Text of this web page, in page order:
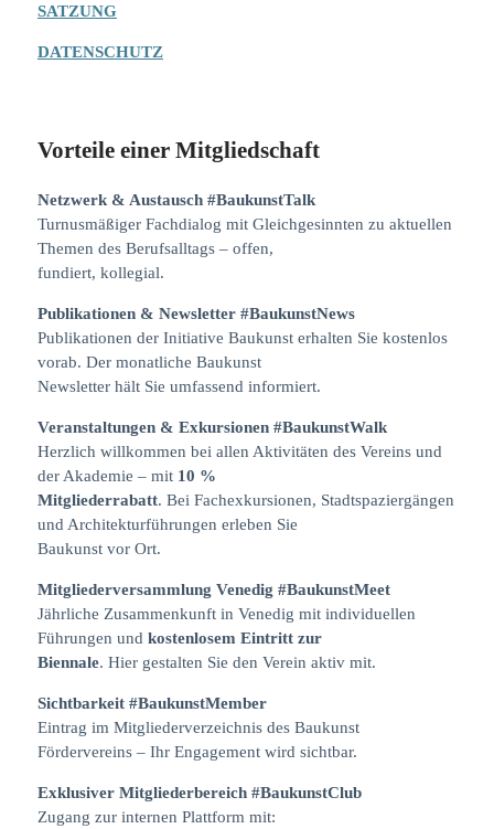
SATZUNG
DATENSCHUTZ
Vorteile einer Mitgliedschaft
Netzwerk & Austausch #BaukunstTalk
Turnusmäßiger Fachdialog mit Gleichgesinnten zu aktuellen
Themen des Berufsalltags – offen,
fundiert, kollegial.
Publikationen & Newsletter #BaukunstNews
Publikationen der Initiative Baukunst erhalten Sie kostenlos
vorab. Der monatliche Baukunst
Newsletter hält Sie umfassend informiert.
Veranstaltungen & Exkursionen #BaukunstWalk
Herzlich willkommen bei allen Aktivitäten des Vereins und
der Akademie – mit 10 %
Mitgliederrabatt. Bei Fachexkursionen, Stadtspaziergängen
und Architekturführungen erleben Sie
Baukunst vor Ort.
Mitgliederversammlung Venedig #BaukunstMeet
Jährliche Zusammenkunft in Venedig mit individuellen
Führungen und kostenlosem Eintritt zur
Biennale. Hier gestalten Sie den Verein aktiv mit.
Sichtbarkeit #BaukunstMember
Eintrag im Mitgliederverzeichnis des Baukunst
Fördervereins – Ihr Engagement wird sichtbar.
Exklusiver Mitgliederbereich #BaukunstClub
Zugang zur internen Plattform mit: